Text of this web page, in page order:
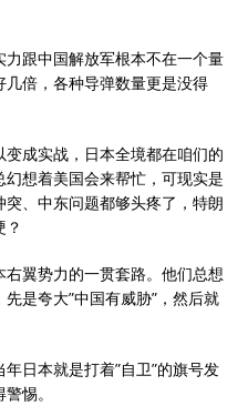
跟中国解放军根本不在一个量
倍，各种导弹数量更是没得
成实战，日本全境都在咱们的
想着美国会来帮忙，可现实是
、中东问题都够头疼了，特朗
？
翼势力的一贯套路。他们总想
是夸大”中国有威胁”，然后就
日本就是打着”自卫”的旗号发
惕。